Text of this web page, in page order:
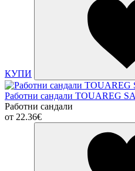
КУПИ
Работни сандали TOUAREG
Работни сандали
от 22.36€